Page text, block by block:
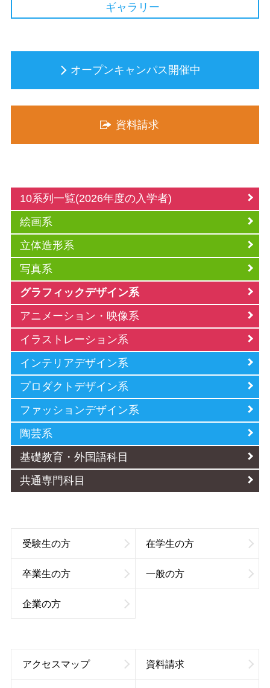
ギャラリー
オープンキャンパス開催中
資料請求
10系列一覧(2026年度の入学者)
絵画系
立体造形系
写真系
グラフィックデザイン系
アニメーション・映像系
イラストレーション系
インテリアデザイン系
プロダクトデザイン系
ファッションデザイン系
陶芸系
基礎教育・外国語科目
共通専門科目
受験生の方 在学生の方
卒業生の方 一般の方
企業の方
アクセスマップ 資料請求